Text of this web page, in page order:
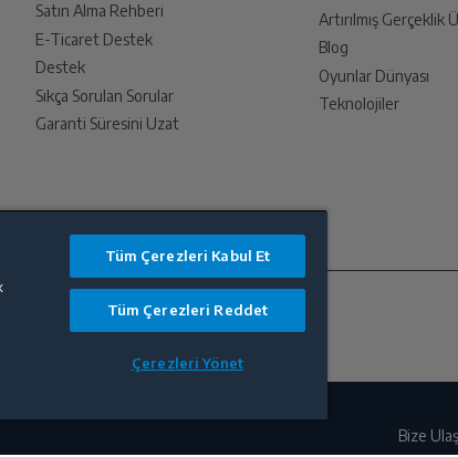
Var
8
6
süreciniz tamamlanacaktır.
ücret iadeniz en kısa süre içerisinde gerçekleşecektir.
Satın Alma Rehberi
E-Ticaret Destek
Destek
Sıkça Sorulan Sorular
Garanti Süresini Uzat
Artırılmış Gerçeklik
Blog
Oyunlar Dünyası
Teknolojiler
Bize
Tüm Çerezleri Kabul Et
Tüm Çerezleri Reddet
Çerezleri Yönet